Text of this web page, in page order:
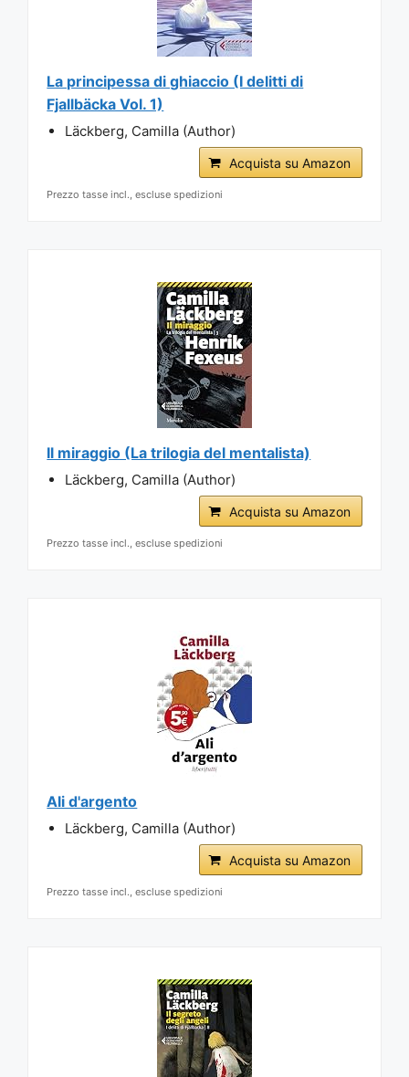
La principessa di ghiaccio (I delitti di
Fjallbäcka Vol. 1)
Läckberg, Camilla (Author)
Acquista su Amazon
Prezzo tasse incl., escluse spedizioni
Il miraggio (La trilogia del mentalista)
Läckberg, Camilla (Author)
Acquista su Amazon
Prezzo tasse incl., escluse spedizioni
Ali d'argento
Läckberg, Camilla (Author)
Acquista su Amazon
Prezzo tasse incl., escluse spedizioni